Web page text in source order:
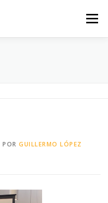
Menú
POR GUILLERMO LÓPEZ